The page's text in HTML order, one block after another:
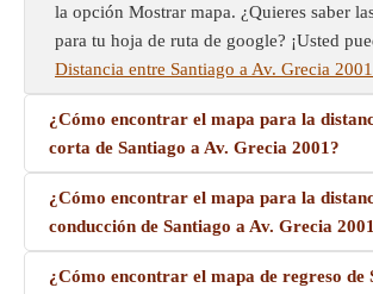
la opción Mostrar mapa. ¿Quieres saber
para tu hoja de ruta de google? ¡Usted
Distancia entre Santiago a Av. Grecia
¿Cómo encontrar el mapa para la
corta de Santiago a Av. Grecia 2001?
¿Cómo encontrar el mapa para la
conducción de Santiago a Av. Grecia
¿Cómo encontrar el mapa de regreso de